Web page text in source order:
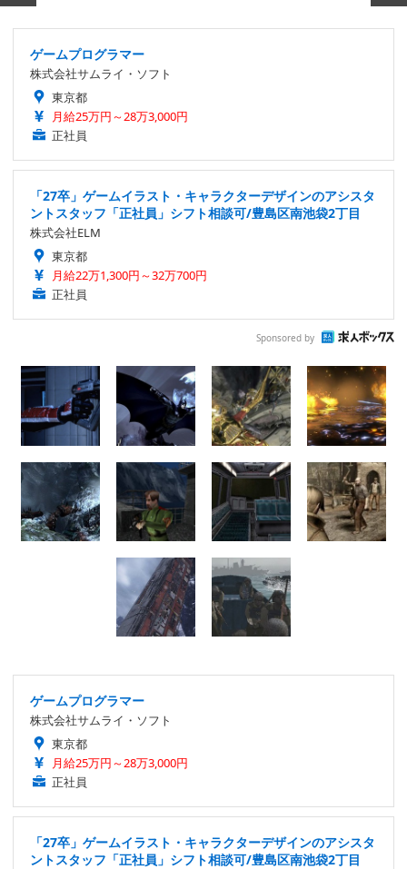
ゲームプログラマー
株式会社サムライ・ソフト
東京都
月給25万円～28万3,000円
正社員
「27卒」ゲームイラスト・キャラクターデザインのアシスタ
ントスタッフ「正社員」シフト相談可/豊島区南池袋2丁目
株式会社ELM
東京都
月給22万1,300円～32万700円
正社員
Sponsored by
ゲームプログラマー
株式会社サムライ・ソフト
東京都
月給25万円～28万3,000円
正社員
「27卒」ゲームイラスト・キャラクターデザインのアシスタ
ントスタッフ「正社員」シフト相談可/豊島区南池袋2丁目